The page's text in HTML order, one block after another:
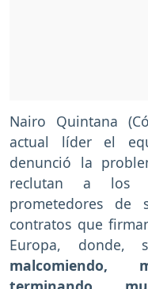
Nairo Quintana
actual líder el
denunció la
reclutan a los
prometedores de
contratos que
Europa, donde,
malcomiendo,